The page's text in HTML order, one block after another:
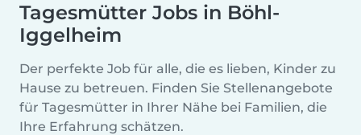
Tagesmütter Jobs in Böhl-
Iggelheim
Der perfekte Job für alle, die es lieben, Kinder zu
Hause zu betreuen. Finden Sie Stellenangebote
für Tagesmütter in Ihrer Nähe bei Familien, die
Ihre Erfahrung schätzen.